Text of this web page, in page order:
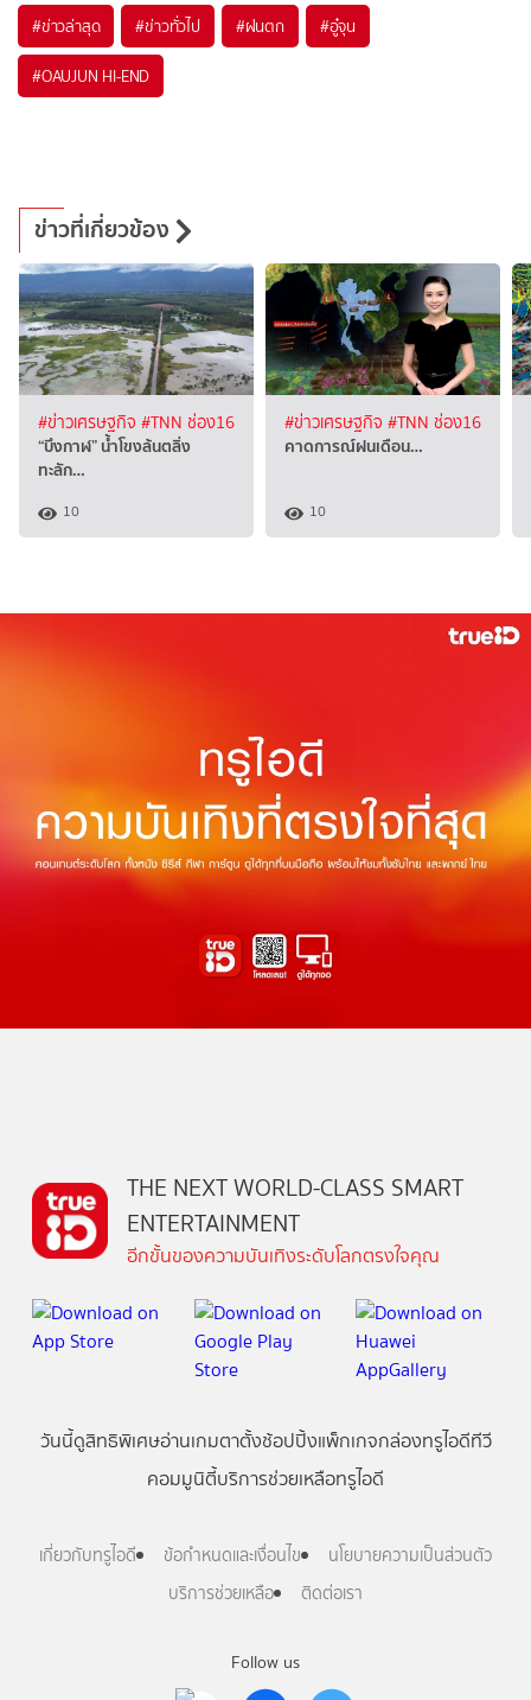
#ข่าวล่าสุด #ข่าวทั่วไป #ฝนตก #อู๋จุน
#OAUJUN HI-END
ข่าวที่เกี่ยวข้อง
#ข่าวเศรษฐกิจ #TNN ช่อง16
“บึงกาฬ” น้ำโขงล้นตลิ่ง
ทะลัก…
10
#ข่าวเศรษฐกิจ #TNN ช่อง16
คาดการณ์ฝนเดือน…
10
Follow us
THE NEXT WORLD-CLASS SMART
ENTERTAINMENT
อีกขั้นของความบันเทิงระดับโลกตรงใจคุณ
วันนี้ดูสิทธิพิเศษอ่านเกมตาตั้งช้อปปิ้งแพ็กเกจกล่องทรูไอดีทีวี
คอมมูนิตี้บริการช่วยเหลือทรูไอดี
เกี่ยวกับทรูไอดี ข้อกำหนดและเงื่อนไข
นโยบายความเป็นส่วนตัว
บริการช่วยเหลือ
ติดต่อเรา